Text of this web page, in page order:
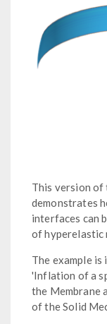
This version of
demonstrates
interfaces can
of hyperelastic
The example
'Inflation of a
the Membrane
of the Solid